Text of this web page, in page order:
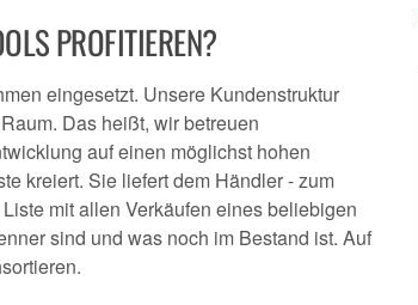
PROFITIEREN?
eingesetzt. Unsere Kundenstruktur
Das heißt, wir betreuen
auf einen möglichst hohen
kreiert. Sie liefert dem Händler - zum
mit allen Verkäufen eines beliebigen
sind und was noch im Bestand ist. Auf